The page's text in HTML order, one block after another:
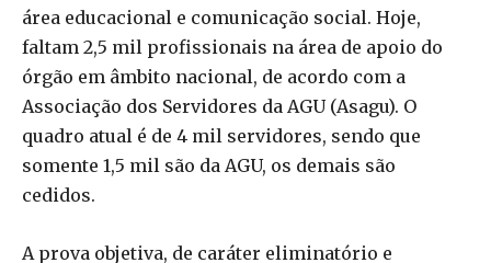
área educacional e comunicação social. Hoje,
faltam 2,5 mil profissionais na área de apoio do
órgão em âmbito nacional, de acordo com a
Associação dos Servidores da AGU (Asagu). O
quadro atual é de 4 mil servidores, sendo que
somente 1,5 mil são da AGU, os demais são
cedidos.
A prova objetiva, de caráter eliminatório e